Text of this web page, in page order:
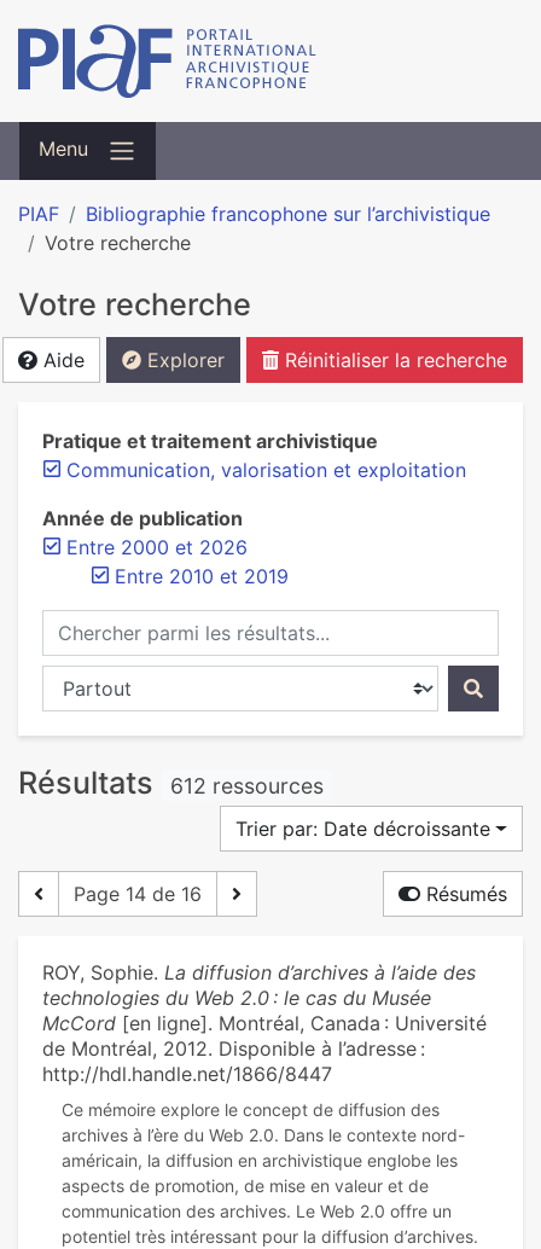
Menu
PIAF
Bibliographie francophone sur l’archivistique
Votre recherche
Votre recherche
Aide Explorer Réinitialiser la recherche
Pratique et traitement archivistique
Communication, valorisation et exploitation
Année de publication
Entre 2000 et 2026
Entre 2010 et 2019
Chercher parmi les résultats...
Chercher dans...
Résultats 612 ressources
Trier par: Date décroissante
Page 14 de 16 Résumés
ROY, Sophie. La diffusion d’archives à l’aide des
technologies du Web 2.0 : le cas du Musée
McCord [en ligne]. Montréal, Canada : Université
de Montréal, 2012. Disponible à l’adresse :
http://hdl.handle.net/1866/8447
Ce mémoire explore le concept de diffusion des
archives à l’ère du Web 2.0. Dans le contexte nord-
américain, la diffusion en archivistique englobe les
aspects de promotion, de mise en valeur et de
communication des archives. Le Web 2.0 offre un
potentiel très intéressant pour la diffusion d’archives.